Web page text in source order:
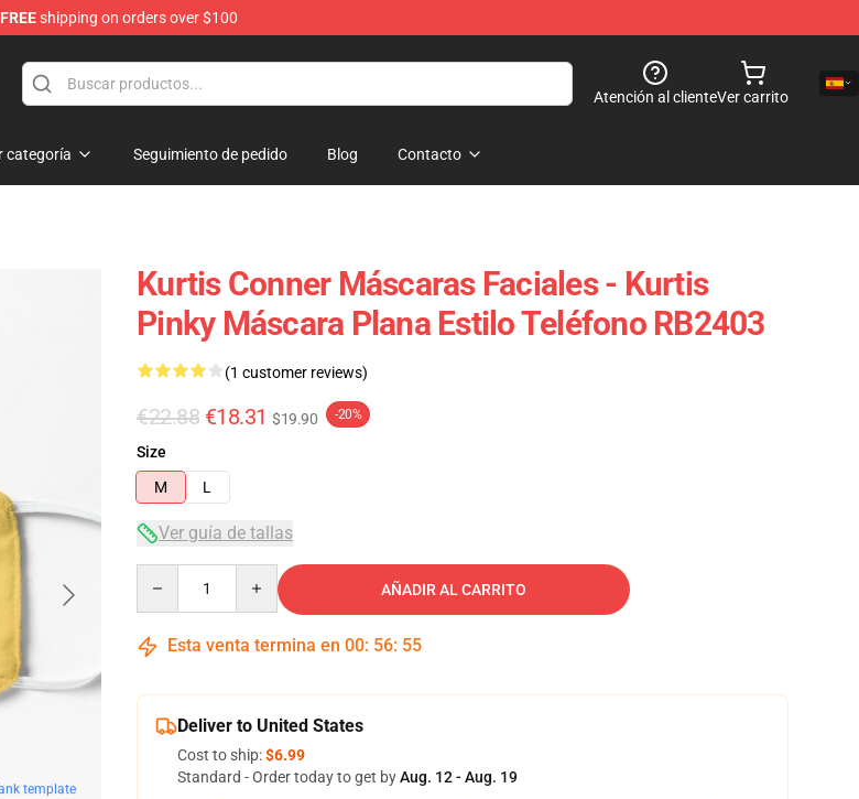
FREEshipping on orders over $100
Atención al clienteVer carrito
categoría Seguimiento de pedido Blog Contacto
template
Kurtis Conner Máscaras Faciales - Kurtis
Pinky Máscara Plana Estilo Teléfono RB2403
(1 customer reviews)
€22.88 €18.31 $19.90 -20%
Size
M
L
Ver guía de tallas
AÑADIR AL CARRITO
Esta venta termina en 00: 56: 54
Deliver to United States
Cost to ship:$6.99
Standard - Order today to get byAug. 12 - Aug. 19